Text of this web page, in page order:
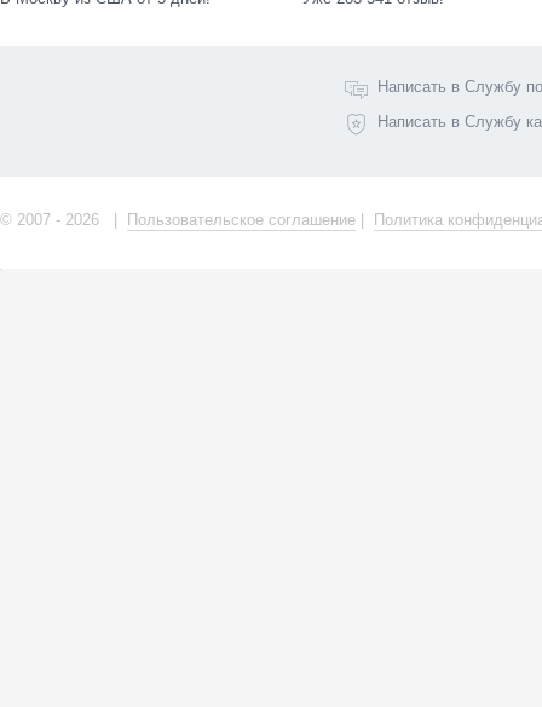
Написать в Службу
Написать в Службу
© 2007 - 2026 | Пользовательское соглашение Политика